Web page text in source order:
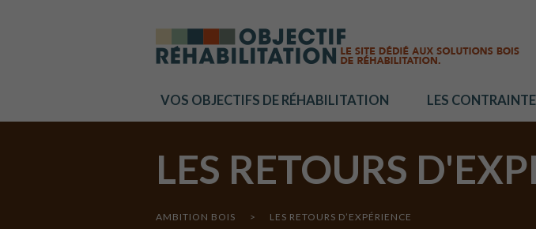
VOS OBJECTIFS DE RÉHABILITATION LES
LES RETOURS
AMBITION BOIS > LES RETOURS D’EXPÉRIENCE